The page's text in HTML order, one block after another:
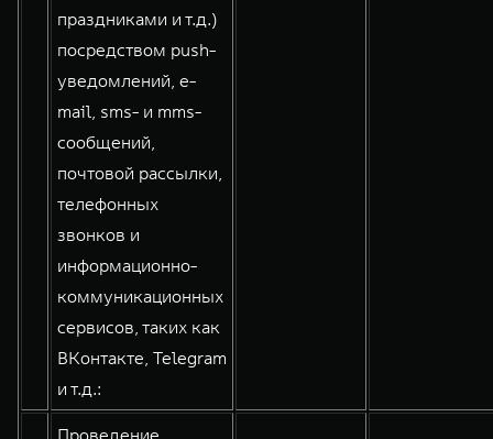
праздниками и т.д.)
посредством push-
уведомлений, e-
mail, sms- и mms-
сообщений,
почтовой рассылки,
телефонных
звонков и
информационно-
коммуникационных
сервисов, таких как
ВКонтакте, Telegram
и т.д.:
Проведение